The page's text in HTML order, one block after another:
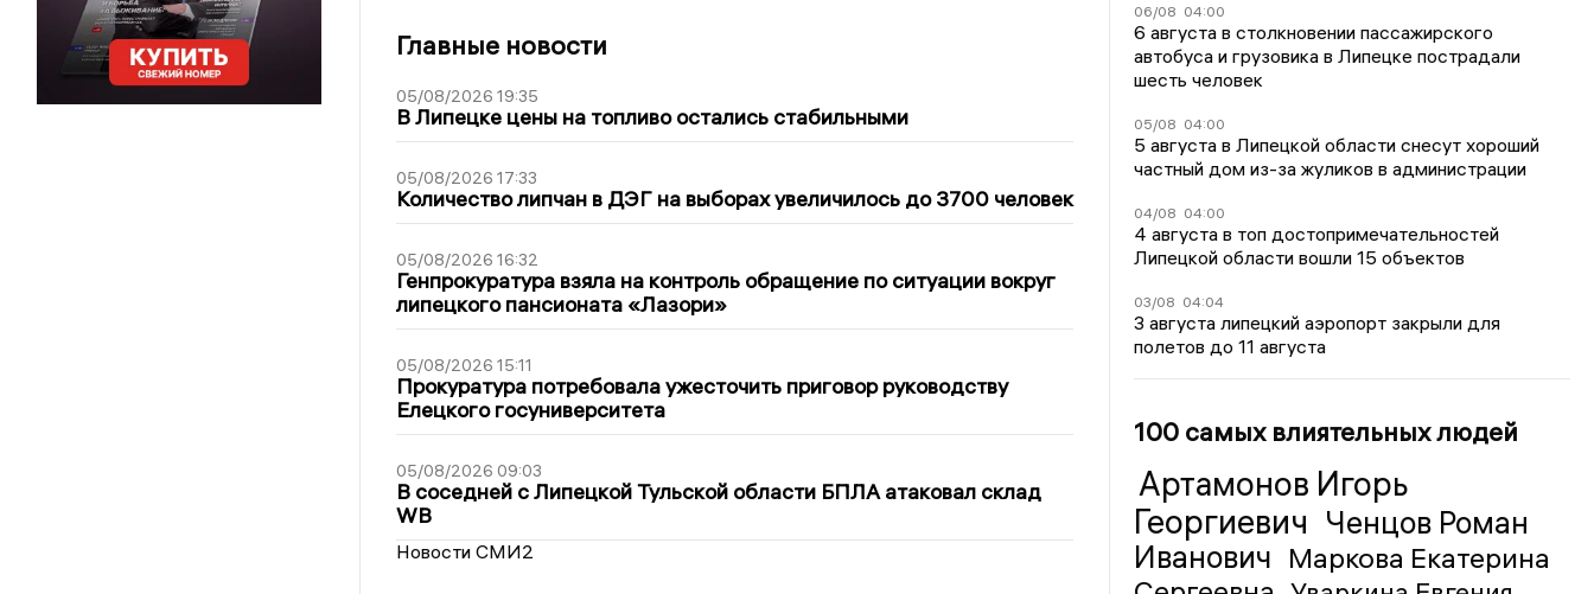
Главные новости
05/08/2026 19:35
В Липецке цены на топливо остались стабильными
05/08/2026 17:33
Количество липчан в ДЭГ на выборах увеличилось до 3700 человек
05/08/2026 16:32
Генпрокуратура взяла на контроль обращение по ситуации вокруг
липецкого пансионата «Лазори»
05/08/2026 15:11
Прокуратура потребовала ужесточить приговор руководству
Елецкого госуниверситета
05/08/2026 09:03
В соседней с Липецкой Тульской области БПЛА атаковал склад
WB
Новости СМИ2
06/08 04:00
6 августа в столкновении пассажирского
автобуса и грузовика в Липецке пострадали
шесть человек
05/08 04:00
5 августа в Липецкой области снесут хороший
частный дом из-за жуликов в администрации
04/08 04:00
4 августа в топ достопримечательностей
Липецкой области вошли 15 объектов
03/08 04:04
3 августа липецкий аэропорт закрыли для
полетов до 11 августа
100 самых влиятельных людей
Артамонов Игорь
Георгиевич Ченцов Роман
Иванович Маркова Екатерина